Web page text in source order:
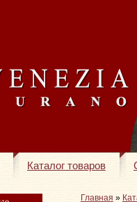
Каталог товаров
Главная »